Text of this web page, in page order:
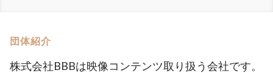
団体紹介
株式会社BBBは映像コンテンツ取り扱う会社です。